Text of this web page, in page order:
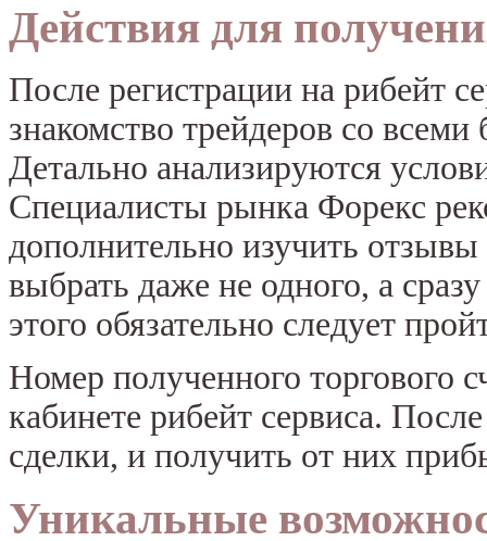
Действия для
После регистрации на рибейт
знакомство трейдеров со
Детально анализируются
Специалисты рынка Форекс
дополнительно изучить
выбрать даже не одного, а
этого обязательно следует
Номер полученного торгового
кабинете рибейт сервиса.
сделки, и получить от них
Уникальные